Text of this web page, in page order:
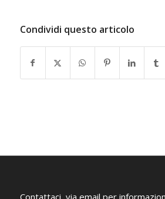
Condividi questo articolo